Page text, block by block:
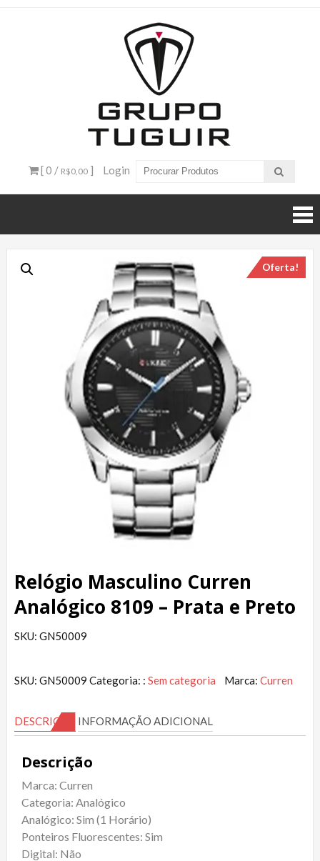
– Grupo
Tuguir
[ 0 / R$0,00 ] Login
Oferta!
Relógio Masculino Curren
Analógico 8109 – Prata e Preto
SKU: GN50009
SKU: GN50009 Categoria: : Sem categoria Marca: Curren
DESCRIÇÃO INFORMAÇÃO ADICIONAL
Descrição
Marca: Curren
Categoria: Analógico
Analógico: Sim (1 Horário)
Ponteiros Fluorescentes: Sim
Digital: Não